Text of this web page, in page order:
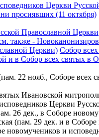
Церкви
просиявших (11 октября)
Православной Церкви
также -
Церкви) Собор
и в Собор всех святых
22 нояб., Соборе всех
Ивановской
Церкви
26 дек., в Соборе
(пам. 29 дек. и в
новомучеников и